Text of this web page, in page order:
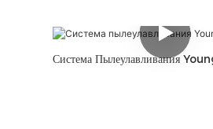
Система Пылеулавливания